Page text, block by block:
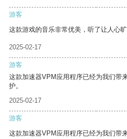
游客
这款游戏的音乐非常优美，听了让人心旷
2025-02-17
游客
这款加速器VPM应用程序已经为我们带
护。
2025-02-17
游客
这款加速器VPM应用程序已经为我们带